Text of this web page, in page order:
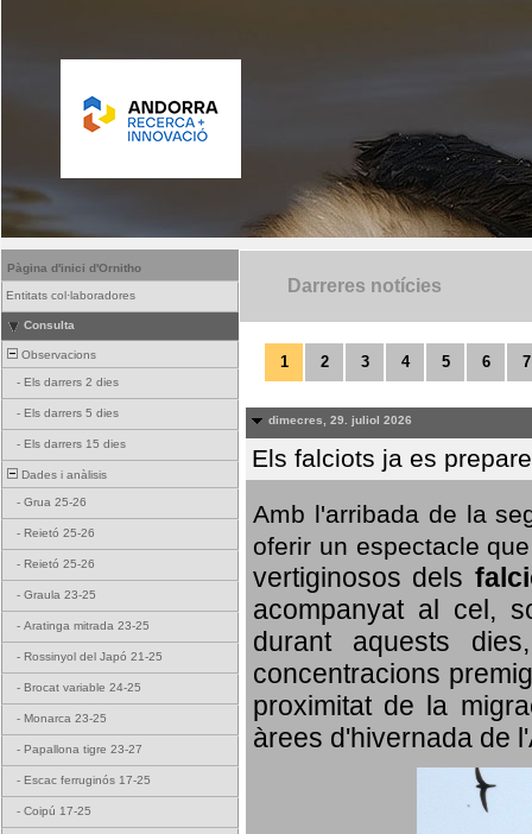
Pàgina d'inici d'Ornitho
Entitats col·laboradores
Consulta
Observacions
- Els darrers 2 dies
- Els darrers 5 dies
- Els darrers 15 dies
Dades i anàlisis
- Grua 25-26
- Reietó 25-26
- Reietó 25-26
- Graula 23-25
- Aratinga mitrada 23-25
- Rossinyol del Japó 21-25
- Brocat variable 24-25
- Monarca 23-25
- Papallona tigre 23-27
- Escac ferruginós 17-25
- Coipú 17-25
Darreres notícies
1 2 3 4 5 6 7
dimecres, 29. juliol 2026
Els falciots ja es
Amb l'arribada de la
oferir un espectacle
vertiginosos dels
acompanyat al cel,
durant aquests
concentracions
proximitat de la
àrees d'hivernada de